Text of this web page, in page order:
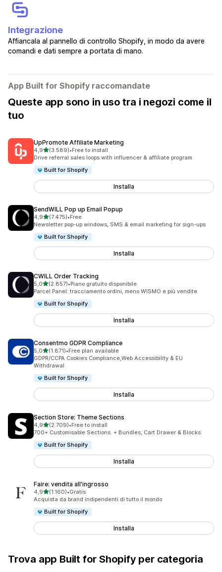
Integrazione
Affiancala al pannello di controllo Shopify, in modo da avere
comandi e dati sempre a portata di mano.
App Built for Shopify raccomandate
Queste app sono in uso tra i negozi come il
tuo
UpPromote Affiliate Marketing
4,9stelle su 5
(3.589)
3589 recensioni totali
•Free to install
Drive referral sales loops with influencer & affiliate program
Built for Shopify
Installa
SendWILL Pop up Email Popup
4,9stelle su 5
(7.475)
7475 recensioni totali
•Free
Newsletter pop-up windows, SMS & email marketing for sign-ups
Built for Shopify
Installa
CWILL Order Tracking
5,0stelle su 5
(2.857)
2857 recensioni totali
•Piano gratuito disponibile
Parcel Panel: tracciamento ordini, meno WISMO e più vendite
Built for Shopify
Installa
Consentmo GDPR Compliance
5,0stelle su 5
(1.871)
1871 recensioni totali
•Free plan available
GDPR/CCPA Cookies Compliance,Web Accessibility & EU
Withdrawal
Built for Shopify
Installa
Section Store: Theme Sections
4,9stelle su 5
(2.709)
2709 recensioni totali
•Free to install
700+ Customisable Sections. + Bundles, Cart Drawer & Blocks
Built for Shopify
Installa
Faire: vendita all'ingrosso
4,9stelle su 5
(1.160)
1160 recensioni totali
•Gratis
Acquista da brand indipendenti di tutto il mondo
Built for Shopify
Installa
Trova app Built for Shopify per categoria